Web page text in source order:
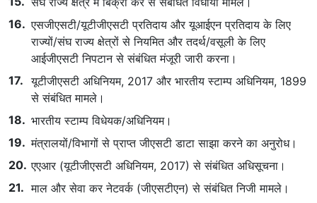
एसजीएसटी/यूटीजीएसटी प्रतिदाय और यूआईएन प्रतिदाय के लिए
राज्यों/संघ राज्य क्षेत्रों से नियमित और तदर्थ/वसूली के लिए
आईजीएसटी निपटान से संबंधित मंजूरी जारी करना।
यूटीजीएसटी अधिनियम, 2017 और भारतीय स्टाम्प अधिनियम, 1899
से संबंधित मामले।
भारतीय स्टाम्प विधेयक/अधिनियम।
मंत्रालयों/विभागों से प्राप्त जीएसटी डाटा साझा करने का अनुरोध।
एएआर (यूटीजीएसटी अधिनियम, 2017) से संबंधित अधिसूचना।
माल और सेवा कर नेटवर्क (जीएसटीएन) से संबंधित निजी मामले।